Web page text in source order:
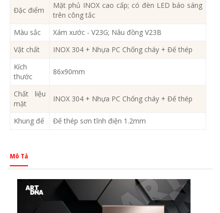
Đặc điểm
Mặt phủ INOX cao cấp; có đèn LED báo sáng
trên công tắc
Màu sắc
Xám xước - V23G; Nâu đồng V23B
Vật chất
INOX 304 + Nhựa PC Chống cháy + Đế thép
Kích
thước
86x90mm
Chất liệu
mặt
INOX 304 + Nhựa PC Chống cháy + Đế thép
Khung đế Đế thép sơn tĩnh điện 1.2mm
Mô Tả